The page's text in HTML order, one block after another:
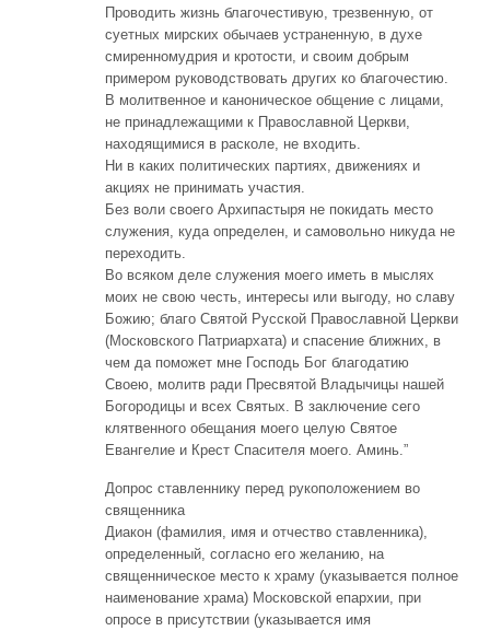
Проводить жизнь благочестивую, трезвенную, от
суетных мирских обычаев устраненную, в духе
смиренномудрия и кротости, и своим добрым
примером руководствовать других ко благочестию.
В молитвенное и каноническое общение с лицами,
не принадлежащими к Православной Церкви,
находящимися в расколе, не входить.
Ни в каких политических партиях, движениях и
акциях не принимать участия.
Без воли своего Архипастыря не покидать место
служения, куда определен, и самовольно никуда не
переходить.
Во всяком деле служения моего иметь в мыслях
моих не свою честь, интересы или выгоду, но славу
Божию; благо Святой Русской Православной Церкви
(Московского Патриархата) и спасение ближних, в
чем да поможет мне Господь Бог благодатию
Своею, молитв ради Пресвятой Владычицы нашей
Богородицы и всех Святых. В заключение сего
клятвенного обещания моего целую Святое
Евангелие и Крест Спасителя моего. Аминь.”
Допрос ставленнику перед рукоположением во
священника
Диакон (фамилия, имя и отчество ставленника),
определенный, согласно его желанию, на
священническое место к храму (указывается полное
наименование храма) Московской епархии, при
опросе в присутствии (указывается имя